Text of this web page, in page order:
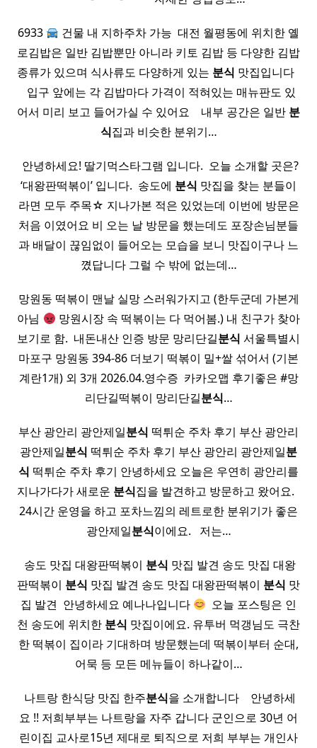
6933
건물 내 지하주차 가능 ​ 대전 월평동에 위치한 옐
로김밥은 일반 김밥뿐만 아니라 키토 김밥 등 다양한 김밥
종류가 있으며 식사류도 다양하게 있는 분식 맛집입니다 ​ ​
​ ​ 입구 앞에는 각 김밥마다 가격이 적혀있는 매뉴판도 있
어서 미리 보고 들어가실 수 있어요 ​ ​ ​ 내부 공간은 일반 분
식집과 비슷한 분위기…
​ 안녕하세요! 딸기먹스타그램 입니다. ​ 오늘 소개할 곳은?
‘대왕판떡볶이’​ 입니다. ​ 송도에 분식 맛집을 찾는 분들이
라면 모두 주목☆ 지나가본 적은 있었는데 이번에 방문은
처음 이였어요 비 오는 날 방문을 했는데도 포장손님분들
과 배달이 끊임없이 들어오는 모습을 보니 맛집이구나 느
꼈답니다 그럴 수 밖에 없는데…
망원동 떡볶이 맨날 실망 스러워가지고 (한두군데 가본게
아님
망원시장 속 떡볶이는 다 먹어봄.) 내 친구가 찾아
보기로 함. ​ 내돈내산 인증 방문 망리단길분식 서울특별시
마포구 망원동 394-86 더보기 떡볶이 밀+쌀 섞어서 (기본
계란1개) 외 3개 2026.04.영수증 ​ 카카오맵 후기좋은 #망
리단길떡볶이 망리단길분식…
부산 광안리 광안제일분식 떡튀순 주차 후기 부산 광안리
광안제일분식 떡튀순 주차 후기 부산 광안리 광안제일분
식 떡튀순 주차 후기 안녕하세요 오늘은 우연히 광안리를
지나가다가 새로운 분식집을 발견하고 방문하고 왔어요. ​ ​
24시간 운영을 하고 포차느낌의 레트로한 분위기가 좋은
광안제일분식이에요. ​ ​ 저는…
​ 송도 맛집 대왕판떡볶이 분식 맛집 발견 송도 맛집 대왕
판떡볶이 분식 맛집 발견 송도 맛집 대왕판떡볶이 분식 맛
집 발견 ​ 안녕하세요 예나나입니다
​ 오늘 포스팅은 인
천 송도에 위치한 분식 맛집이에요. 유투버 먹갱님도 극찬
한 떡볶이 집이라 기대하며 방문했는데 떡볶이부터 순대,
어묵 등 모든 메뉴들이 하나같이…
​ 나트랑 한식당 맛집 한주분식을 소개합니다 ​ ​ ​ 안녕하세
요 !! 저희부부는 나트랑을 자주 갑니다 군인으로 30년 어
린이집 교사로15년 제대로 퇴직으로 저희 부부는 개인사